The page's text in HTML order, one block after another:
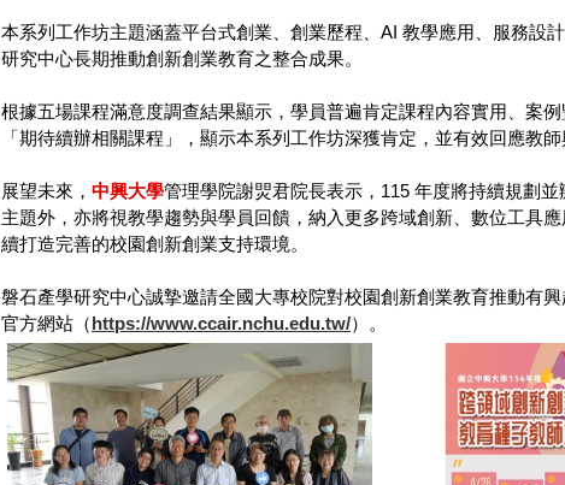
本系列工作坊主題涵蓋平台式創業、創業歷程、AI 教學應用、服務設
研究中心長期推動創新創業教育之整合成果。
根據五場課程滿意度調查結果顯示，學員普遍肯定課程內容實用、案
「期待續辦相關課程」，顯示本系列工作坊深獲肯定，並有效回應教
展望未來， 中興大學管理學院謝焸君院長表示，115 年度將持續規劃
主題外，亦將視教學趨勢與學員回饋，納入更多跨域創新、數位工具
續打造完善的校園創新創業支持環境。
磐石產學研究中心誠摯邀請全國大專校院對校園創新創業教育推動有
官方網站（https://www.ccair.nchu.edu.tw/）。